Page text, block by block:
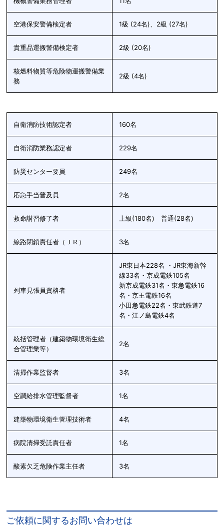
空港保安警備検定者 1級 (24名)、2級 (27名)
貴重品運搬警備検定者 2級 (20名)
核燃料物質等危険物運搬警備業
務
2級 (4名)
自衛消防技術認定者 160名
自衛消防業務認定者 229名
防災センター要員 249名
応急手当普及員 2名
救命講習修了者 上級(180名) 普通(28名)
線路閉鎖責任者（ＪＲ） 3名
列車見張員資格者
JR東日本228名 ・JR東海新幹
線33名・京成電鉄105名
新京成電鉄31名・東急電鉄16
名・京王電鉄16名
小田急電鉄22名・東武鉄道7
名・江ノ島電鉄4名
統括管理者（建築物環境衛生総
合管理業等）
2名
清掃作業監督者 3名
空調給排水管理監督者 1名
建築物環境衛生管理技術者 4名
病院清掃受託責任者 1名
酸素欠乏危険作業主任者 3名
ご依頼に関するお問い合わせは